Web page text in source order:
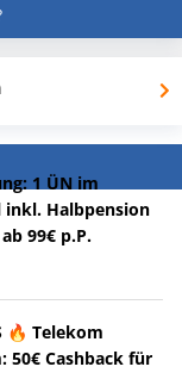
1 ÜN im
inkl. Halbpension
99€ p.P.
🔥 Telekom
50€ Cashback für